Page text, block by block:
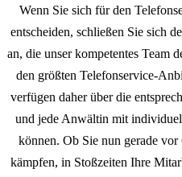
Wenn Sie sich für den
entscheiden, schließen Sie sich
an, die unser kompetentes Team
den größten Telefonservice-
verfügen daher über die
und jede Anwältin mit
können. Ob Sie nun gerade
kämpfen, in Stoßzeiten Ihre